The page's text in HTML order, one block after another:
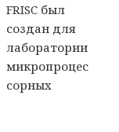
FRISC был
создан для
лаборатории
микропроцес
сорных